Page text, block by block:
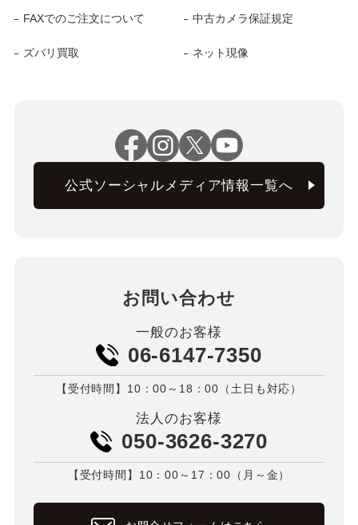
FAXでのご注文について 中古カメラ保証規定
ズバリ買取 ネット現像
公式ソーシャルメディア情報一覧へ
お問い合わせ
一般のお客様
06-6147-7350
【受付時間】10：00～18：00（土日も対応）
法人のお客様
050-3626-3270
【受付時間】10：00～17：00（月～金）